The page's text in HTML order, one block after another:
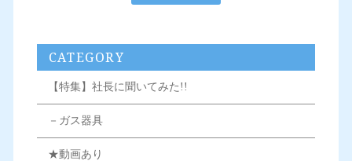
CATEGORY
【特集】社長に聞いてみた!!
－ガス器具
★動画あり